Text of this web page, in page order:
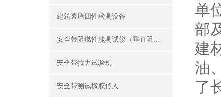
建筑幕墙四性检测设备
安全带阻燃性能测试仪（垂直阻燃仪）
安全带拉力试验机
安全带测试橡胶假人
单
部
建
油
了